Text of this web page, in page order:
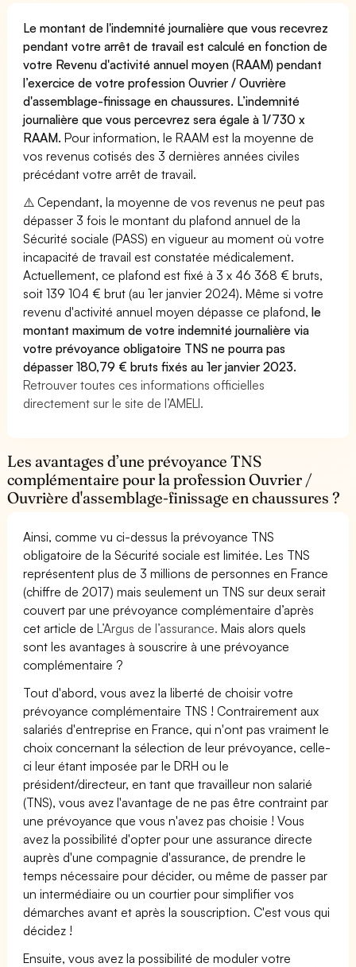
Le montant de l'indemnité journalière que vous recevrez
pendant votre arrêt de travail est calculé en fonction de
votre Revenu d'activité annuel moyen (RAAM) pendant
l’exercice de votre profession Ouvrier / Ouvrière
d'assemblage-finissage en chaussures. L’indemnité
journalière que vous percevrez sera égale à 1/730 x
RAAM. Pour information, le RAAM est la moyenne de
vos revenus cotisés des 3 dernières années civiles
précédant votre arrêt de travail.
⚠️ Cependant, la moyenne de vos revenus ne peut pas
dépasser 3 fois le montant du plafond annuel de la
Sécurité sociale (PASS) en vigueur au moment où votre
incapacité de travail est constatée médicalement.
Actuellement, ce plafond est fixé à 3 x 46 368 € bruts,
soit 139 104 € brut (au 1er janvier 2024). Même si votre
revenu d'activité annuel moyen dépasse ce plafond,le
montant maximum de votre indemnité journalière via
votre prévoyance obligatoire TNS ne pourra pas
dépasser 180,79 € bruts fixés au 1er janvier 2023.
Retrouver toutes ces informations officielles
directement sur le site de l’AMELI.
Les avantages d’une prévoyance TNS
complémentaire pour la profession Ouvrier /
Ouvrière d'assemblage-finissage en chaussures ?
Ainsi, comme vu ci-dessus la prévoyance TNS
obligatoire de la Sécurité sociale est limitée. Les TNS
représentent plus de 3 millions de personnes en France
(chiffre de 2017) mais seulement un TNS sur deux serait
couvert par une prévoyance complémentaire d’après
cet article deL’Argus de l’assurance. Mais alors quels
sont les avantages à souscrire à une prévoyance
complémentaire ?
Tout d'abord, vous avez la liberté de choisir votre
prévoyance complémentaire TNS ! Contrairement aux
salariés d'entreprise en France, qui n'ont pas vraiment le
choix concernant la sélection de leur prévoyance, celle-
ci leur étant imposée par le DRH ou le
président/directeur, en tant que travailleur non salarié
(TNS), vous avez l'avantage de ne pas être contraint par
une prévoyance que vous n'avez pas choisie ! Vous
avez la possibilité d'opter pour une assurance directe
auprès d'une compagnie d'assurance, de prendre le
temps nécessaire pour décider, ou même de passer par
un intermédiaire ou un courtier pour simplifier vos
démarches avant et après la souscription. C'est vous qui
décidez !
Ensuite, vous avez la possibilité de moduler votre